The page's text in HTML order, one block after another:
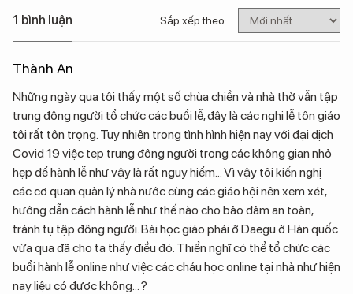
1 bình luận Sắp xếp theo:
Thành An
Những ngày qua tôi thấy một số chùa chiền và nhà thờ vẫn tập
trung đông người tổ chức các buổi lễ, đây là các nghi lễ tôn giáo
tôi rất tôn trọng. Tuy nhiên trong tình hình hiện nay với đại dịch
Covid 19 việc tep trung đông người trong các không gian nhỏ
hẹp để hành lễ như vậy là rất nguy hiểm... Vì vậy tôi kiến nghị
các cơ quan quản lý nhà nước cùng các giáo hội nên xem xét,
hướng dẫn cách hành lễ như thế nào cho bảo đảm an toàn,
tránh tụ tập đông người. Bài học giáo phái ở Daegu ở Hàn quốc
vừa qua đã cho ta thấy điều đó. Thiển nghĩ có thể tổ chức các
buổi hành lễ online như việc các cháu học online tại nhà như hiện
nay liệu có được không... ?